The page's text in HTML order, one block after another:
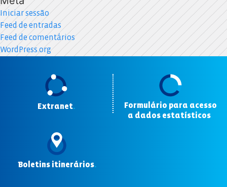
Iniciar sessão
Feed de entradas
Feed de comentários
WordPress.org
Extranet.
Formulário para acesso
a dados estatísticos
Boletins itinerários.